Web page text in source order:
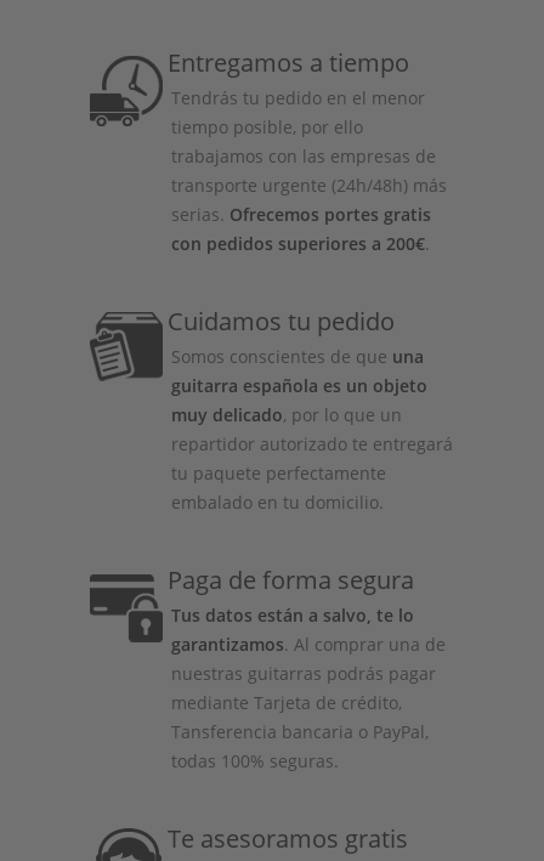
Entregamos a tiempo
Tendrás tu pedido en el menor
tiempo posible, por ello
trabajamos con las empresas de
transporte urgente (24h/48h) más
serias. Ofrecemos portes gratis
con pedidos superiores a 200€.
Cuidamos tu pedido
Somos conscientes de que una
guitarra española es un objeto
muy delicado, por lo que un
repartidor autorizado te entregará
tu paquete perfectamente
embalado en tu domicilio.
Paga de forma segura
Tus datos están a salvo, te lo
garantizamos. Al comprar una de
nuestras guitarras podrás pagar
mediante Tarjeta de crédito,
Tansferencia bancaria o PayPal,
todas 100% seguras.
Te asesoramos gratis